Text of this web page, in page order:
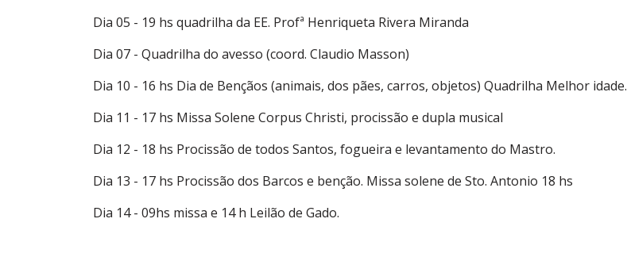
Dia 05 - 19 hs quadrilha da EE. Profª Henriqueta Rivera Miranda
Dia 07 - Quadrilha do avesso (coord. Claudio Masson)
Dia 10 - 16 hs Dia de Bençãos (animais, dos pães, carros, objetos) Quadrilha Melhor idade.
Dia 11 - 17 hs Missa Solene Corpus Christi, procissão e dupla musical
Dia 12 - 18 hs Procissão de todos Santos, fogueira e levantamento do Mastro.
Dia 13 - 17 hs Procissão dos Barcos e benção. Missa solene de Sto. Antonio 18 hs
Dia 14 - 09hs missa e 14 h Leilão de Gado.